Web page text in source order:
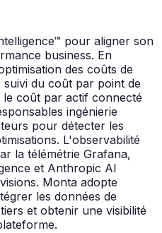
pour aligner son
business. En
des coûts de
du coût par point de
coût par actif connecté
ingénierie
pour détecter les
L'observabilité
la télémétrie Grafana,
et Anthropic AI
Monta adopte
les données de
et obtenir une visibilité